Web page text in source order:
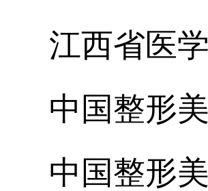
江西省医
中国整形
中国整形